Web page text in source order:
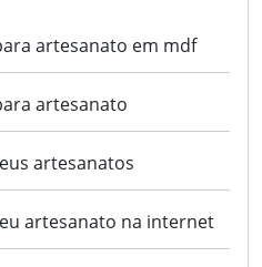
artesanato em mdf
artesanato
artesanatos
artesanato na internet